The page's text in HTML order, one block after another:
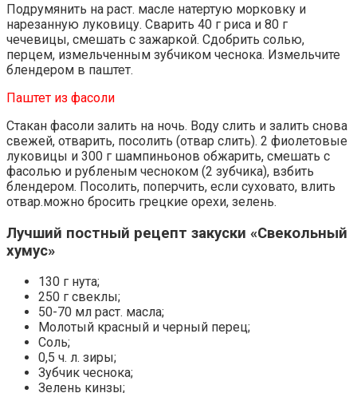
Подрумянить на раст. масле натертую морковку и
нарезанную луковицу. Сварить 40 г риса и 80 г
чечевицы, смешать с зажаркой. Сдобрить солью,
перцем, измельченным зубчиком чеснока. Измельчите
блендером в паштет.
Паштет из фасоли
Стакан фасоли залить на ночь. Воду слить и залить снова
свежей, отварить, посолить (отвар слить). 2 фиолетовые
луковицы и 300 г шампиньонов обжарить, смешать с
фасолью и рубленым чесноком (2 зубчика), взбить
блендером. Посолить, поперчить, если суховато, влить
отвар.можно бросить грецкие орехи, зелень.
Лучший постный рецепт закуски «Свекольный
хумус»
130 г нута;
250 г свеклы;
50-70 мл раст. масла;
Молотый красный и черный перец;
Соль;
0,5 ч. л. зиры;
Зубчик чеснока;
Зелень кинзы;